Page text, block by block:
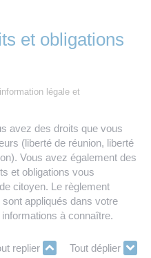
communauté de
et obligations
légale et
avez des droits que vous
(liberté de réunion, liberté
Vous avez également des
et obligations vous
citoyen. Le règlement
appliqués dans votre
à connaître.
replier Tout déplier